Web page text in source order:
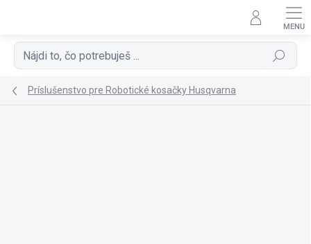
Hľadať
Príslušenstvo pre Robotické kosačky Husqvarna